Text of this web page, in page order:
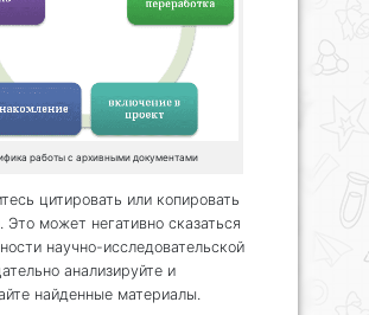
работы с архивными документами
цитировать или копировать
Это может негативно сказаться
научно-исследовательской
анализируйте и
найденные материалы.